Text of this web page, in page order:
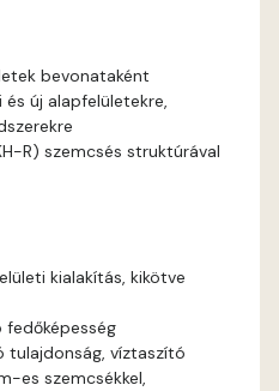
E
Ash D
orange E
bevonataként
új alapfelületekre,
R) szemcsés struktúrával
kialakítás, kikötve
fedőképesség
tulajdonság, víztaszító
es szemcsékkel,